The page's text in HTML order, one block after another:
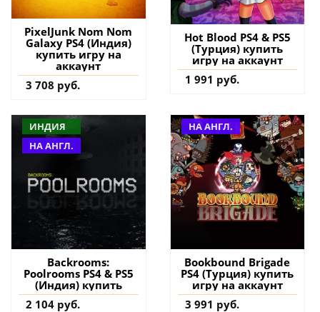
PixelJunk Nom Nom
Galaxy PS4 (Индия)
купить игру на
аккаунт
3 708 руб.
Hot Blood PS4 & PS5
(Турция) купить
игру на аккаунт
1 991 руб.
ИНДИЯ
НА АНГЛ.
Backrooms:
Poolrooms PS4 & PS5
(Индия) купить
2 104 руб.
НА АНГЛ.
Bookbound Brigade
PS4 (Турция) купить
игру на аккаунт
3 991 руб.